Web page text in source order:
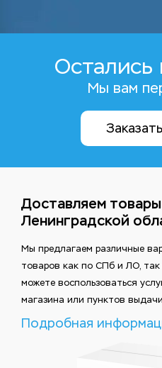
Мы вам
Доставляем
Ленинградской
Мы предлагаем различные
товаров как по СПб и ЛО, так
можете воспользоваться
магазина или пунктов
Подробная